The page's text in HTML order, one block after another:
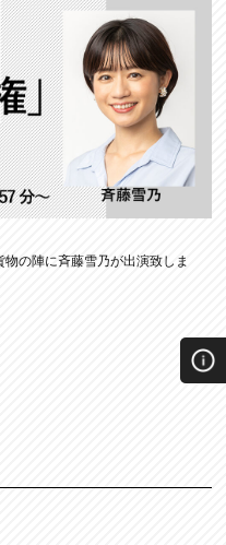
の陣に斉藤雪乃が出演致しま